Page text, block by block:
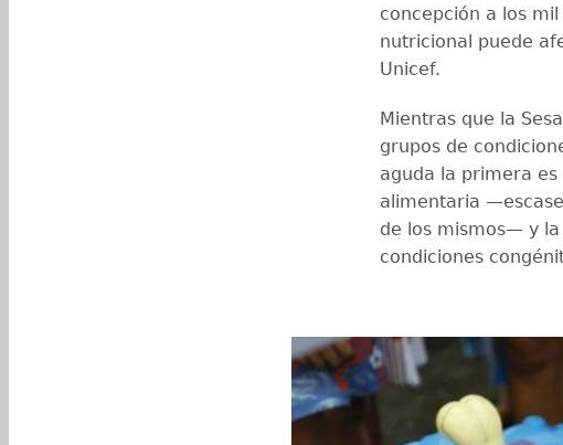
concepción a los
nutricional puede
Unicef.
Mientras que la
grupos de
aguda la primera
alimentaria
de los mismos— y
condiciones